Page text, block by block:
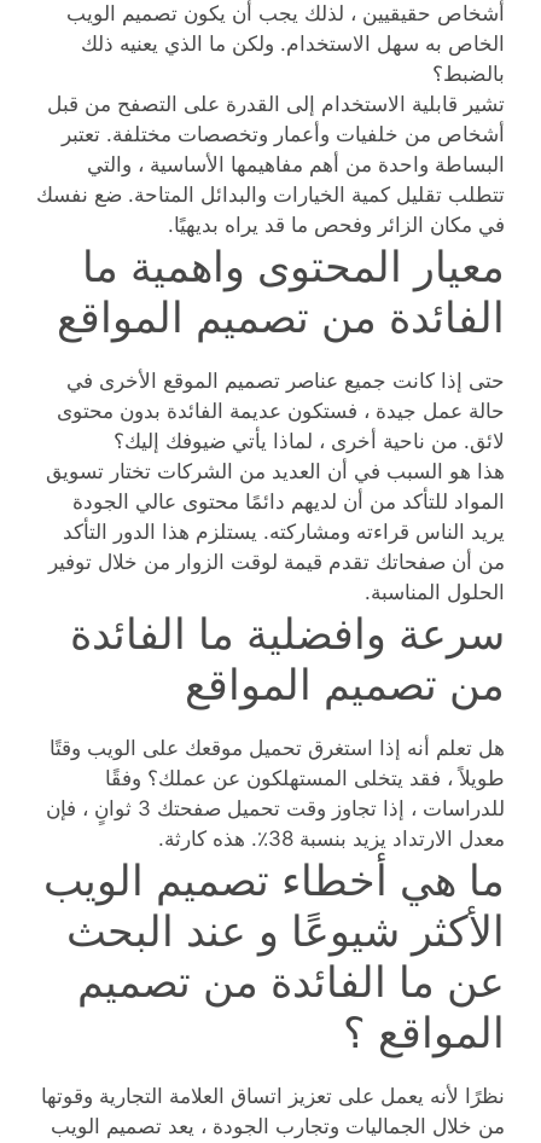
أشخاص حقيقيين ، لذلك يجب أن يكون تصميم الويب
الخاص به سهل الاستخدام. ولكن ما الذي يعنيه ذلك
بالضبط؟
تشير قابلية الاستخدام إلى القدرة على التصفح من قبل
أشخاص من خلفيات وأعمار وتخصصات مختلفة. تعتبر
البساطة واحدة من أهم مفاهيمها الأساسية ، والتي
تتطلب تقليل كمية الخيارات والبدائل المتاحة. ضع نفسك
في مكان الزائر وفحص ما قد يراه بديهيًا.
معيار المحتوى واهمية ما
الفائدة من تصميم المواقع
حتى إذا كانت جميع عناصر تصميم الموقع الأخرى في
حالة عمل جيدة ، فستكون عديمة الفائدة بدون محتوى
لائق. من ناحية أخرى ، لماذا يأتي ضيوفك إليك؟
هذا هو السبب في أن العديد من الشركات تختار تسويق
المواد للتأكد من أن لديهم دائمًا محتوى عالي الجودة
يريد الناس قراءته ومشاركته. يستلزم هذا الدور التأكد
من أن صفحاتك تقدم قيمة لوقت الزوار من خلال توفير
الحلول المناسبة.
سرعة وافضلية ما الفائدة
من تصميم المواقع
هل تعلم أنه إذا استغرق تحميل موقعك على الويب وقتًا
طويلاً ، فقد يتخلى المستهلكون عن عملك؟ وفقًا
للدراسات ، إذا تجاوز وقت تحميل صفحتك 3 ثوانٍ ، فإن
معدل الارتداد يزيد بنسبة 38٪. هذه كارثة.
ما هي أخطاء تصميم الويب
الأكثر شيوعًا و عند البحث
عن ما الفائدة من تصميم
المواقع ؟
نظرًا لأنه يعمل على تعزيز اتساق العلامة التجارية وقوتها
من خلال الجماليات وتجارب الجودة ، يعد تصميم الويب